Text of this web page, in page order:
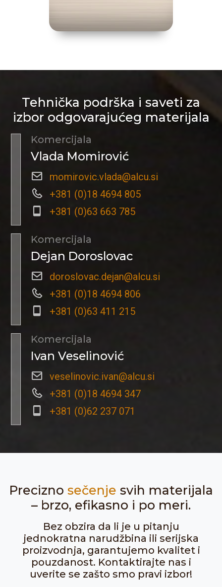
Tehnička podrška i saveti za
izbor odgovarajućeg materijala
Komercijala
Vlada Momirović
momirovic.vlada@alcu.si
+381 (0)18 4694 805
+381 (0)63 663 785
Komercijala
Dejan Doroslovac
doroslovac.dejan@alcu.si
+381 (0)18 4694 806
+381 (0)63 411 215
Komercijala
Ivan Veselinović
veselinovic.ivan@alcu.si
+381 (0)18 4694 347
+381 (0)62 237 071
Precizno sečenje svih materijala
– brzo, efikasno i po meri.
Bez obzira da li je u pitanju
jednokratna narudžbina ili serijska
proizvodnja, garantujemo kvalitet i
pouzdanost. Kontaktirajte nas i
uverite se zašto smo pravi izbor!